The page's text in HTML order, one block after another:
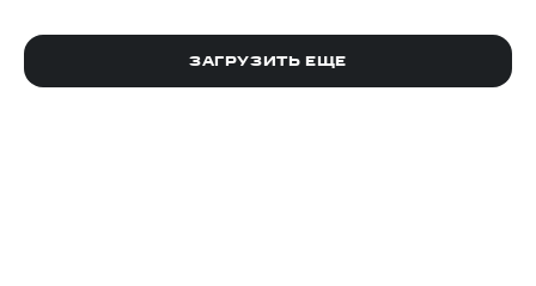
ЗАГРУЗИТЬ ЕЩЕ